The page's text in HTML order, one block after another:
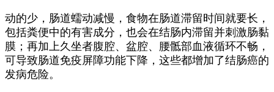
动的少，肠道蠕动减慢，食物在肠道滞留时间就要长，
包括粪便中的有害成分，也会在结肠内滞留并刺激肠黏
膜；再加上久坐者腹腔、盆腔、腰骶部血液循环不畅，
可导致肠道免疫屏障功能下降，这些都增加了结肠癌的
发病危险。